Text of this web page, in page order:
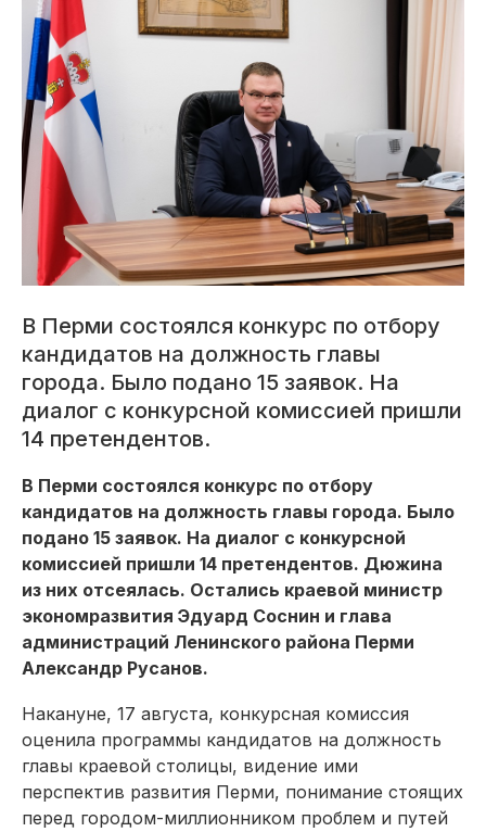
В Перми состоялся конкурс по отбору
кандидатов на должность главы
города. Было подано 15 заявок. На
диалог с конкурсной комиссией пришли
14 претендентов.
В Перми состоялся конкурс по отбору
кандидатов на должность главы города. Было
подано 15 заявок. На диалог с конкурсной
комиссией пришли 14 претендентов. Дюжина
из них отсеялась. Остались краевой министр
экономразвития Эдуард Соснин и глава
администраций Ленинского района Перми
Александр Русанов.
Накануне, 17 августа, конкурсная комиссия
оценила программы кандидатов на должность
главы краевой столицы, видение ими
перспектив развития Перми, понимание стоящих
перед городом-миллионником проблем и путей